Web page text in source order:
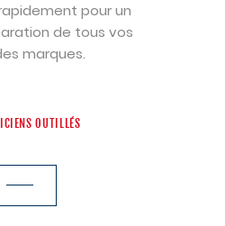
pour un
de tous vos
marques.
OUTILLÉS